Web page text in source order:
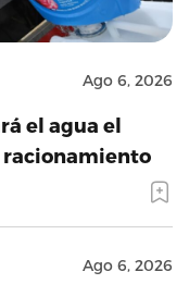
Ago 6, 2026
el agua el
racionamiento
Ago 6, 2026